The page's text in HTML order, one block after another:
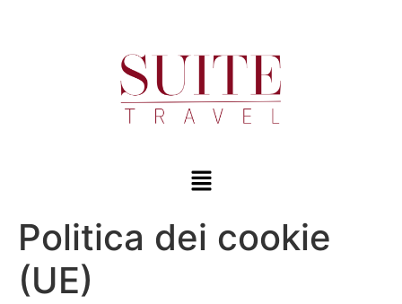
Politica dei cookie
(UE)